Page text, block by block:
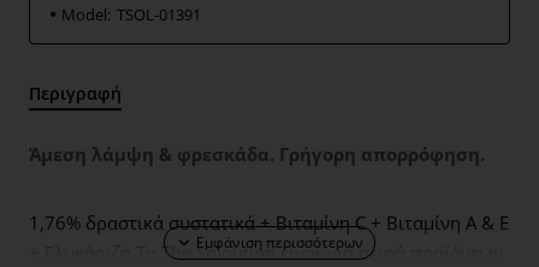
Model: TSOL-01391
Περιγραφή
Άμεση λάμψη & φρεσκάδα. Γρήγορη απορρόφηση.
1,76% δραστικά συστατικά + Βιταμίνη C + Βιταμίνη Α & Ε
+ Γλυκόριζα Τα The Soloution είναι μια σειρά προϊόντων